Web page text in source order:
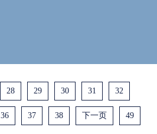
28 29 30 31 32
36 37 38 下一页 49